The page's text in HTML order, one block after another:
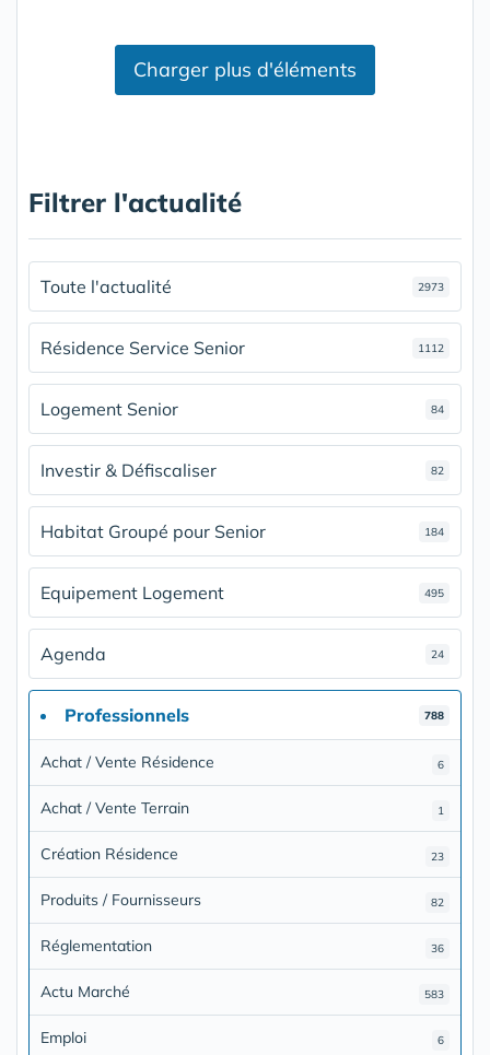
Charger plus d'éléments
Filtrer l'actualité
Toute l'actualité 2973
Résidence Service Senior 1112
Logement Senior 84
Investir & Défiscaliser 82
Habitat Groupé pour Senior 184
Equipement Logement 495
Agenda 24
Professionnels 788
Achat / Vente Résidence 6
Achat / Vente Terrain 1
Création Résidence 23
Produits / Fournisseurs 82
Réglementation 36
Actu Marché 583
Emploi 6